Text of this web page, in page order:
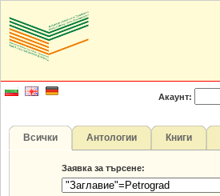
Акаунт:
Всички Антологии Книги
Заявка за търсене: